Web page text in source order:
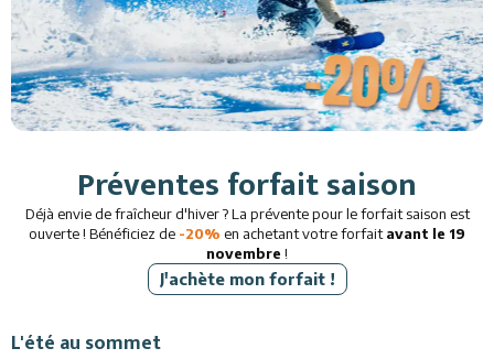
Préventes forfait saison
Déjà envie de fraîcheur d'hiver ? La prévente pour le forfait saison est
ouverte ! Bénéficiez de -20% en achetant votre forfaitavant le 19
novembre !
J'achète mon forfait !
L'été au sommet